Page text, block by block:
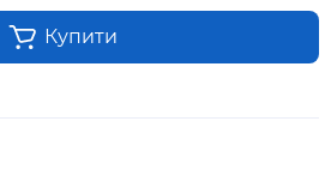
Купити